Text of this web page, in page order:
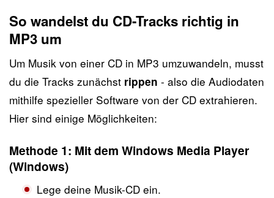
So wandelst du CD-Tracks richtig in
MP3 um
Um Musik von einer CD in MP3 umzuwandeln, musst
du die Tracks zunächst rippen - also die Audiodaten
mithilfe spezieller Software von der CD extrahieren.
Hier sind einige Möglichkeiten:
Methode 1: Mit dem Windows Media Player
(Windows)
Lege deine Musik-CD ein.